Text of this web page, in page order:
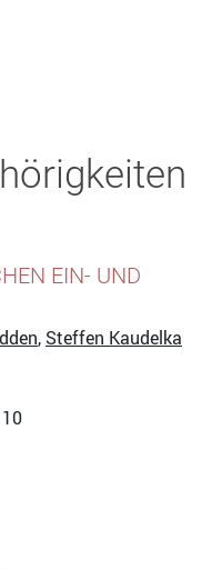
EIN- UND
, Steffen Kaudelka